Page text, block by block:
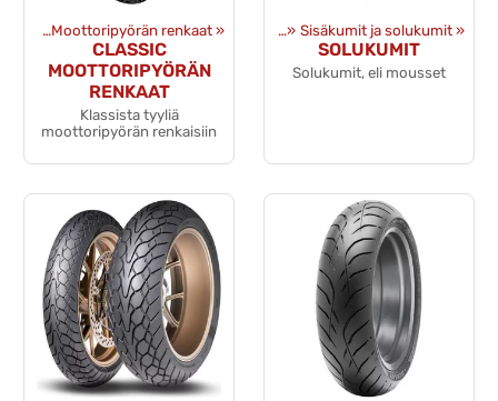
‪» Moottoripyörän renkaat ‪»
CLASSIC
MOOTTORIPYÖRÄN
RENKAAT
Klassista tyyliä
moottoripyörän renkaisiin
Tuotteet ‪» Renkaat ja vanteet ‪» Sisäkumit ja solukumit ‪»
SOLUKUMIT
Solukumit, eli mousset